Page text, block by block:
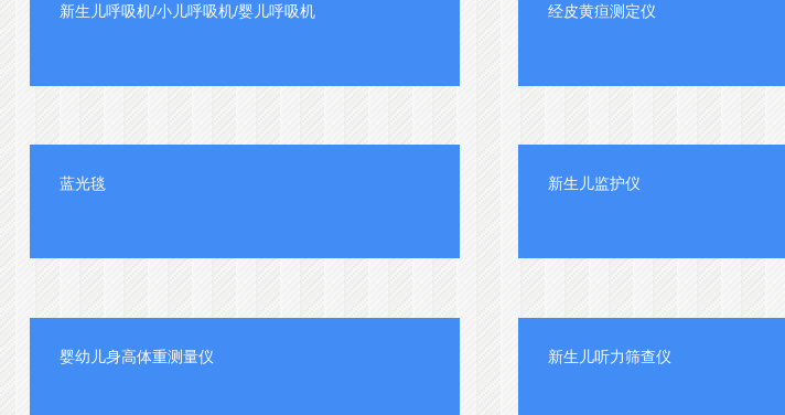
新生儿呼吸机/小儿呼吸机/婴儿呼吸机 经皮黄疸测定仪
蓝光毯 新生儿监护仪
婴幼儿身高体重测量仪 新生儿听力筛查仪